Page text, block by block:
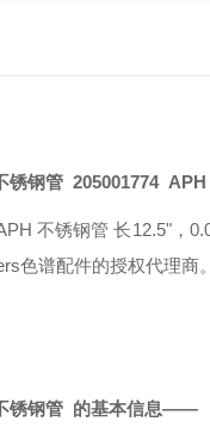
锈钢管 205001774
不锈钢管 长12.5"，
色谱配件的授权代理商。
锈钢管 的基本信息——